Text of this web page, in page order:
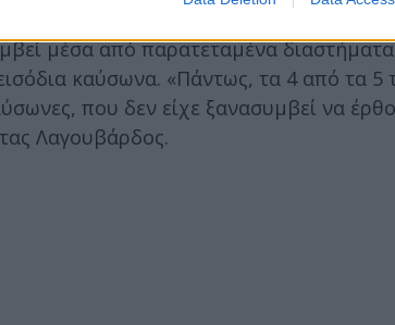
μέσα από παρατεταμένα
καύσωνα. «Πάντως, τα 4 από τα 5
που δεν είχε ξανασυμβεί να
Λαγουβάρδος.